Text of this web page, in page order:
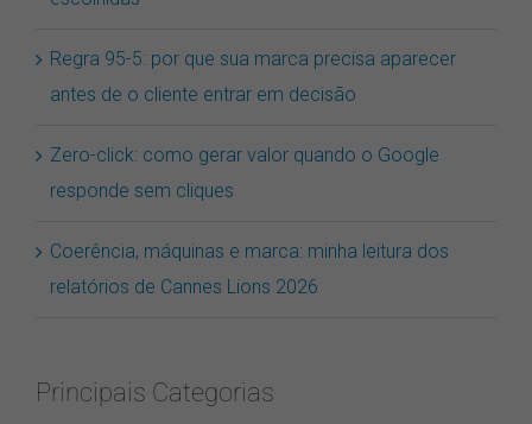
Regra 95-5: por que sua marca precisa aparecer
Zero-click: como gerar valor quando o Google
responde sem cliques
Coerência, máquinas e marca: minha leitura dos
Principais Categorias